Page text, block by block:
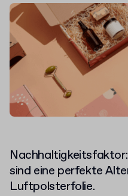
sind eine perfekte
Luftpolsterfolie.